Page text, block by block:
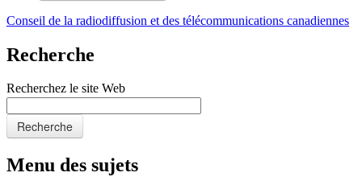
Conseil de la radiodiffusion et des télécommunications canadiennes
Recherche
Recherchez le site Web
Recherche
Menu des sujets